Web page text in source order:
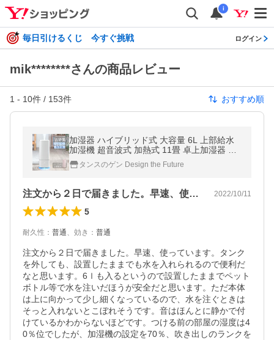
i
毎日引けるくじ 今すぐ挑戦 ログイン
mik********さんの商品レビュー
1 - 10件 / 153件 おすすめ順
加湿器 ハイブリッド式 大容量 6L 上部給水
加湿機 超音波式 加熱式 11畳 卓上加湿器 ア
ロマ対応 おしゃれ タイマー 静音 省エネ 卓
上 抗菌
タンスのゲン Design the Future
注文から２日で届きました。早速、使って… 2022/10/11
5
耐久性 ： 普通、 効き ： 普通
注文から２日で届きました。早速、使っています。タンク
を外しても、設置したままでも水を入れられるので便利だ
なと思います。6ｌも入るというので設置したままでペット
ボトル等で水を注いだほうが安全だと思います。ただ本体
は上に向かって少し細くなっているので、水を注ぐときは
そっと入れないとこぼれそうです。音はほんとに静かで付
けているかわからないほどです。つける前の部屋の湿度は4
0％位でしたが、加湿機の設定を70％、吹き出しのランクを